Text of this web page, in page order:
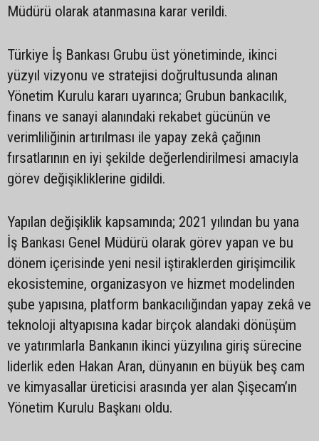
Müdürü olarak atanmasına karar verildi.
Türkiye İş Bankası Grubu üst yönetiminde, ikinci
yüzyıl vizyonu ve stratejisi doğrultusunda alınan
Yönetim Kurulu kararı uyarınca; Grubun bankacılık,
finans ve sanayi alanındaki rekabet gücünün ve
verimliliğinin artırılması ile yapay zekâ çağının
fırsatlarının en iyi şekilde değerlendirilmesi amacıyla
görev değişikliklerine gidildi.
Yapılan değişiklik kapsamında; 2021 yılından bu yana
İş Bankası Genel Müdürü olarak görev yapan ve bu
dönem içerisinde yeni nesil iştiraklerden girişimcilik
ekosistemine, organizasyon ve hizmet modelinden
şube yapısına, platform bankacılığından yapay zekâ ve
teknoloji altyapısına kadar birçok alandaki dönüşüm
ve yatırımlarla Bankanın ikinci yüzyılına giriş sürecine
liderlik eden Hakan Aran, dünyanın en büyük beş cam
ve kimyasallar üreticisi arasında yer alan Şişecam’ın
Yönetim Kurulu Başkanı oldu.